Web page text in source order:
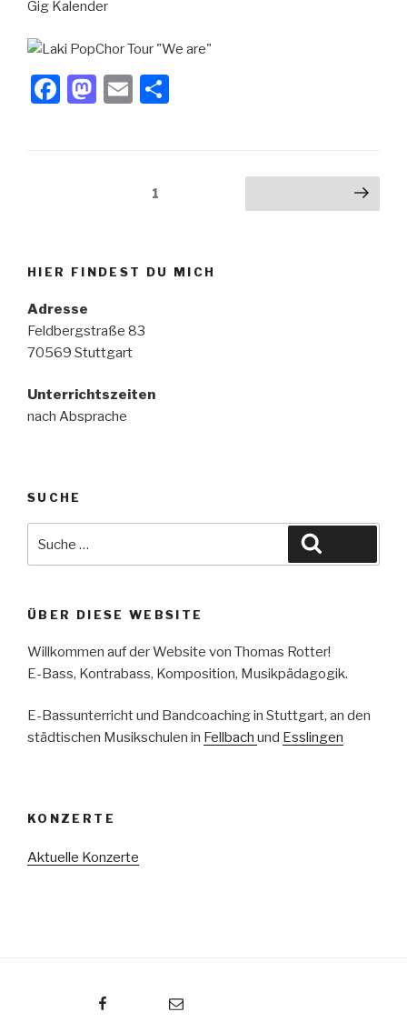
Gig Kalender
F
o
M
n
E
Seitennummerierung
1 Nächste Seite
HIER FINDEST DU MICH
Adresse
Feldbergstraße 83
70569 Stuttgart
Unterrichtszeiten
nach Absprache
SUCHE
nach:
ÜBER DIESE WEBSITE
Willkommen auf der Website von Thomas Rotter!
E-Bass, Kontrabass, Komposition, Musikpädagogik.
E-Bassunterricht und Bandcoaching in Stuttgart, an den
städtischen Musikschulen in Fellbach und Esslingen
KONZERTE
Aktuelle Konzerte
E-Mail